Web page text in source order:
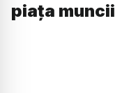
piața muncii